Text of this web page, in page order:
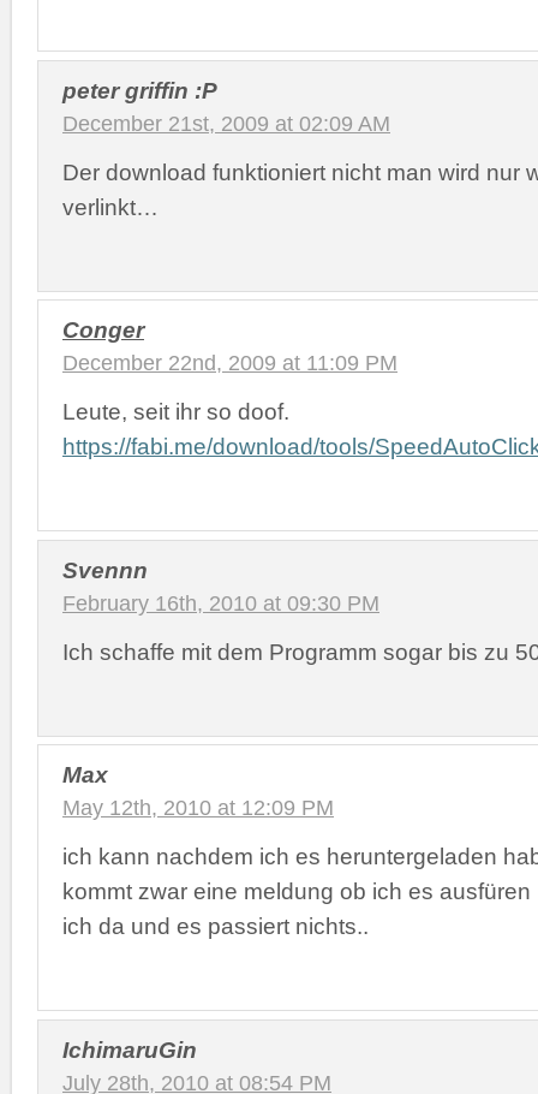
peter griffin :P
December 21st, 2009 at 02:09 AM
Der download funktioniert nicht man wird nur
verlinkt…
Conger
December 22nd, 2009 at 11:09 PM
Leute, seit ihr so doof.
https://fabi.me/download/tools/
Svennn
February 16th, 2010 at 09:30 PM
Ich schaffe mit dem Programm sogar bis zu
Max
May 12th, 2010 at 12:09 PM
ich kann nachdem ich es heruntergeladen
kommt zwar eine meldung ob ich es
ich da und es passiert nichts..
IchimaruGin
July 28th, 2010 at 08:54 PM